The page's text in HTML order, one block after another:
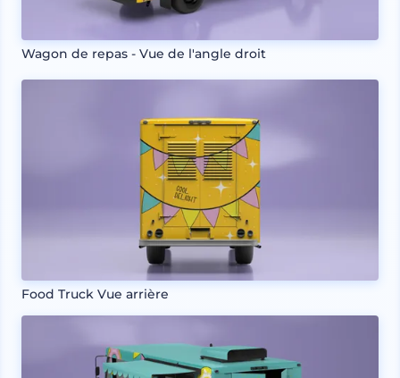
Wagon de repas - Vue de l'angle droit
Food Truck Vue arrière